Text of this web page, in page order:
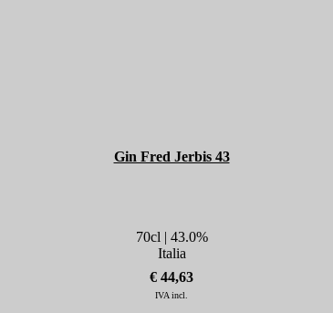
Gin Fred Jerbis 43
70cl | 43.0%
Italia
€ 44,63
IVA incl.